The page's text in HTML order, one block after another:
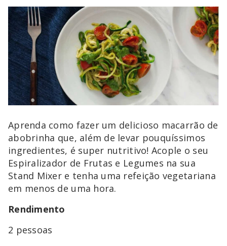
Aprenda como fazer um delicioso macarrão de
abobrinha que, além de levar pouquíssimos
ingredientes, é super nutritivo! Acople o seu
Espiralizador de Frutas e Legumes na sua
Stand Mixer e tenha uma refeição vegetariana
em menos de uma hora.
Rendimento
2 pessoas